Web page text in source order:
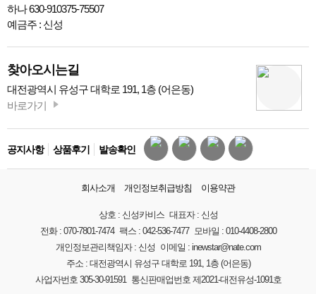
하나 630-910375-75507
예금주 : 신성
찾아오시는길
대전광역시 유성구 대학로 191, 1층 (어은동)
바로가기
공지사항 상품후기 발송확인
회사소개 개인정보취급방침 이용약관
상호 :신성카비스 대표자 :신성
전화 : 070-7801-7474 팩스 : 042-536-7477 모바일 : 010-4408-2800
개인정보관리책임자 : 신성 이메일 : inewstar@nate.com
주소 : 대전광역시 유성구 대학로 191, 1층 (어은동)
사업자번호305-30-91591 통신판매업번호제2021-대전유성-1091호